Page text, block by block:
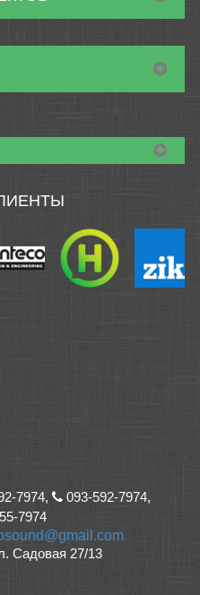
7974,
093-592-7974,
7974
Садовая 27/13